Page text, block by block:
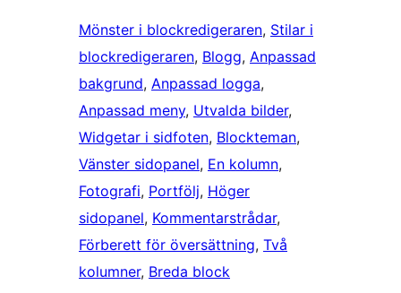
Mönster i blockredigeraren, Stilar i
blockredigeraren, Blogg, Anpassad
bakgrund, Anpassad logga
Anpassad meny, Utvalda bilder
Widgetar i sidfoten, Blockteman
Vänster sidopanel, En kolumn
Fotografi, Portfölj, Höger
sidopanel, Kommentarstrådar
Förberett för översättning, Två
kolumner, Breda block